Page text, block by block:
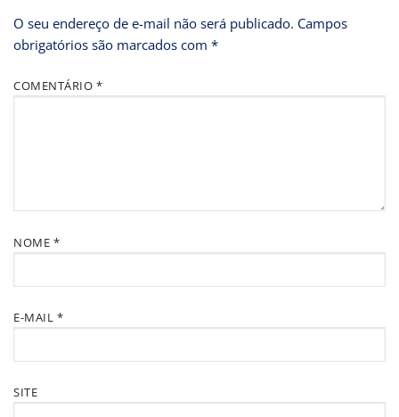
O seu endereço de e-mail não será publicado. Campos
obrigatórios são marcados com *
COMENTÁRIO *
NOME *
E-MAIL *
SITE